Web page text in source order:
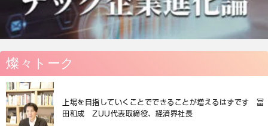
燦々トーク
上場を目指していくことでできることが増えるはずです 冨
田和成 ZUU代表取締役、経済界社長